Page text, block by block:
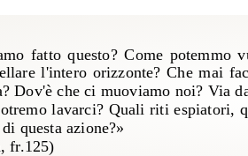
fatto questo? Come
l'intero orizzonte? Che mai
Dov'è che ci muoviamo noi? Via
lavarci? Quali riti espiatori,
questa azione?»
fr.125)